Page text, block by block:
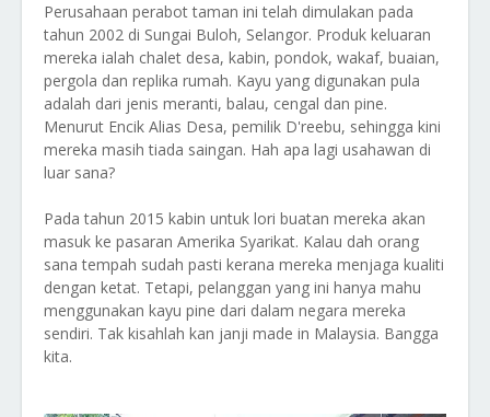
Perusahaan perabot taman ini telah dimulakan pada
tahun 2002 di Sungai Buloh, Selangor. Produk keluaran
mereka ialah chalet desa, kabin, pondok, wakaf, buaian,
pergola dan replika rumah. Kayu yang digunakan pula
adalah dari jenis meranti, balau, cengal dan pine.
Menurut Encik Alias Desa, pemilik D'reebu, sehingga kini
mereka masih tiada saingan. Hah apa lagi usahawan di
luar sana?
Pada tahun 2015 kabin untuk lori buatan mereka akan
masuk ke pasaran Amerika Syarikat. Kalau dah orang
sana tempah sudah pasti kerana mereka menjaga kualiti
dengan ketat. Tetapi, pelanggan yang ini hanya mahu
menggunakan kayu pine dari dalam negara mereka
sendiri. Tak kisahlah kan janji made in Malaysia. Bangga
kita.